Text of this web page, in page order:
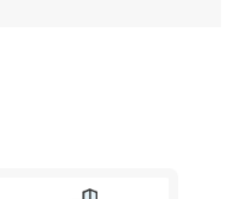
ク素材を使用。
しげな印象に仕上がって